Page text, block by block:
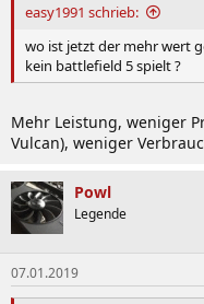
easy1991 schrieb:
wo ist jetzt der mehr wert
kein battlefield 5 spielt ?
Mehr Leistung, weniger
Vulcan), weniger
Powl
Legende
07.01.2019